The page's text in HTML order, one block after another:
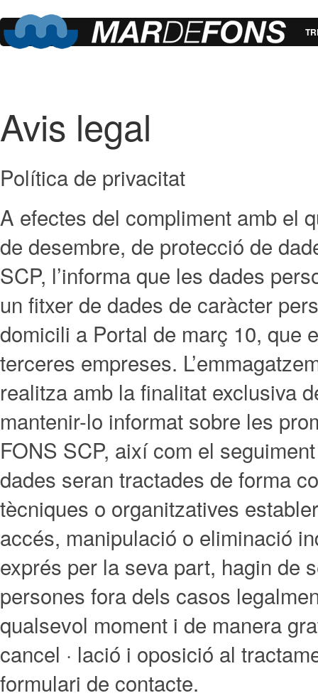
Avis legal
Política de privacitat
A efectes del compliment amb el
de desembre, de protecció de
SCP, l’informa que les dades
un fitxer de dades de caràcter
domicili a Portal de març 10, que
terceres empreses.
realitza amb la finalitat exclusiva
mantenir-lo informat sobre les
FONS SCP, així com el
dades seran tractades de forma
tècniques o organitzatives
accés, manipulació o eliminació
exprés per la seva part, hagin de
persones fora dels casos
qualsevol moment i de manera
cancel · lació i oposició al
formulari de contacte.